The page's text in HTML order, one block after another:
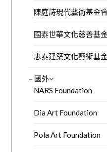
陳庭詩現代藝術基金
國泰世華文化慈善基
忠泰建築文化藝術基
– 國外
NARS Foundation
Dia Art Foundation
Pola Art Foundation